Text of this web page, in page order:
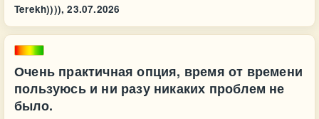
Terekh)))), 23.07.2026
Очень практичная опция, время от времени
пользуюсь и ни разу никаких проблем не
было.